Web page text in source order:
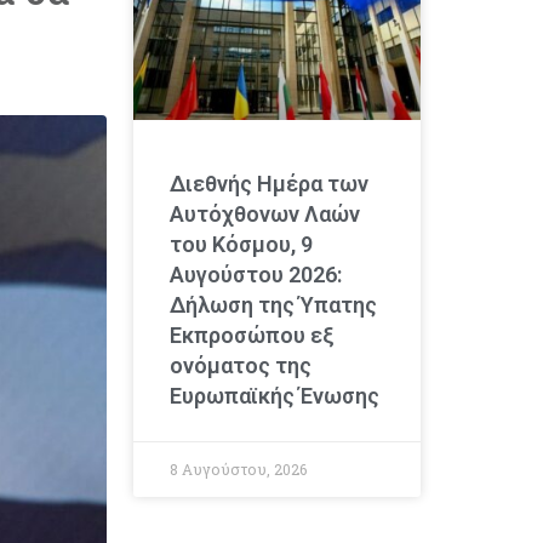
Διεθνής Ημέρα των
Αυτόχθονων Λαών
του Κόσμου, 9
Αυγούστου 2026:
Δήλωση της Ύπατης
Εκπροσώπου εξ
ονόματος της
Ευρωπαϊκής Ένωσης
8 Αυγούστου, 2026